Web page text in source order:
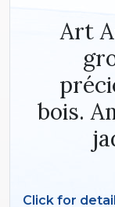
Art
bois.
Click for